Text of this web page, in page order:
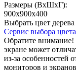
Размеры (ВхШхГ):
900х900х400
Выбрать цвет дерева
Сервис выбора цвета
Обратите
экране может
из-за особенностей
мониторов и